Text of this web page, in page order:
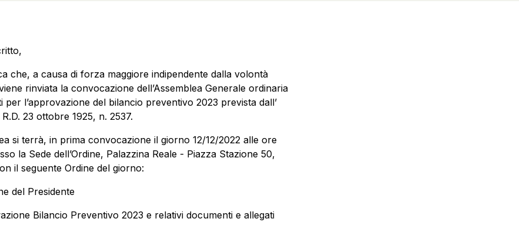
che, a causa di forza maggiore indipendente dalla volontà
rinviata la convocazione dell’Assemblea Generale ordinaria
per l’approvazione del bilancio preventivo 2023 prevista dall’
23 ottobre 1925, n. 2537.
si terrà, in prima convocazione il giorno 12/12/2022 alle ore
la Sede dell’Ordine, Palazzina Reale - Piazza Stazione 50,
il seguente Ordine del giorno:
del Presidente
Bilancio Preventivo 2023 e relativi documenti e allegati